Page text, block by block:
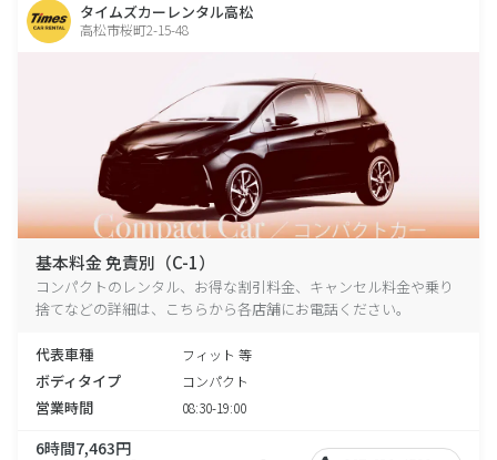
タイムズカーレンタル高松
高松市桜町2-15-48
基本料金 免責別（C-1）
コンパクトのレンタル、お得な割引料金、キャンセル料金や乗り
捨てなどの詳細は、こちらから各店舗にお電話ください。
代表車種 フィット 等
ボディタイプ コンパクト
営業時間 08:30-19:00
6時間7,463円